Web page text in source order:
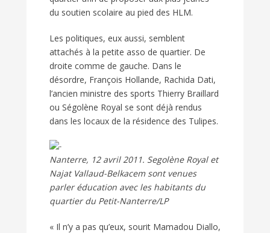
du soutien scolaire au pied des HLM.
Les politiques, eux aussi, semblent
attachés à la petite asso de quartier. De
droite comme de gauche. Dans le
désordre, François Hollande, Rachida Dati,
l’ancien ministre des sports Thierry Braillard
ou Ségolène Royal se sont déjà rendus
dans les locaux de la résidence des Tulipes.
Nanterre, 12 avril 2011. Segolène Royal et
Najat Vallaud-Belkacem sont venues
parler éducation avec les habitants du
quartier du Petit-Nanterre/LP
« Il n’y a pas qu’eux, sourit Mamadou Diallo,